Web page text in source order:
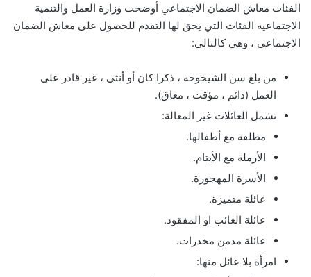
الفئات معاش الضمان الاجتماعي أوضحت وزارة العمل والتنمية
الاجتماعية الفئات التي يحق لها التقدم للحصول على معاش الضمان
الاجتماعي ، وهي كالتالي:
من بلغ سن الشيخوخة ، ذكرا كان أو أنثى ، غير قادر على
العمل (دائم ، مؤقت ، معاق).
تشمل العائلات غير المعالة:
مطلقة مع أطفالها.
الأرملة مع الأيتام.
الأسرة المهجورة.
عائلة متميزة.
عائلة الغائب او المفقود.
عائلة مدمن مخدرات.
امرأة بلا عائل منها: